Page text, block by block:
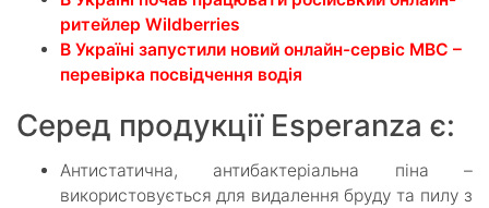
ритейлер Wildberries
В Україні запустили новий онлайн-сервіс МВС –
перевірка посвідчення водія
Серед продукції Esperanza є:
Антистатична, антибактеріальна піна –
використовується для видалення бруду та пилу з